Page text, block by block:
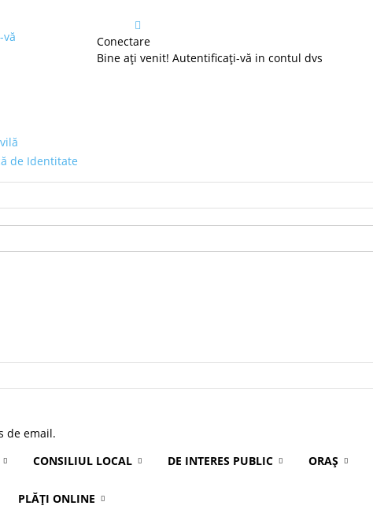
de Identitate
Conectare
Bine ați venit! Autentificați-vă in contul dvs
de email.
CONSILIUL LOCAL DE INTERES PUBLIC ORAȘ
PLĂȚI ONLINE